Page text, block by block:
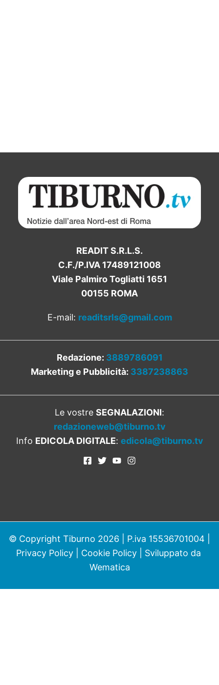
READIT S.R.L.S.
C.F./P.IVA 17489121008
Viale Palmiro Togliatti 1651
00155 ROMA
E-mail: readitsrls@gmail.com
Redazione: 3889786091
Marketing e Pubblicità: 3387238863
Le vostre SEGNALAZIONI:
redazioneweb@tiburno.tv
Info EDICOLA DIGITALE: edicola@tiburno.tv
© Copyright Tiburno 2026 | P.iva 15536701004 |
Privacy Policy| Cookie Policy| Sviluppato da
Wematica